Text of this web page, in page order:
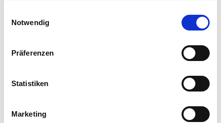
Cookies, wenn Sie unsere Webseite weiterhin nutzen.
Notwendig
Präferenzen
Statistiken
Marketing